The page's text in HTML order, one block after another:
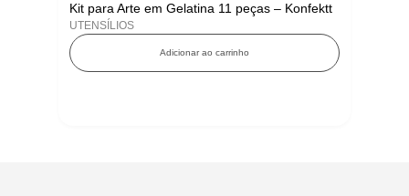
Kit para Arte em Gelatina 11 peças – Konfektt
UTENSÍLIOS
Adicionar ao carrinho